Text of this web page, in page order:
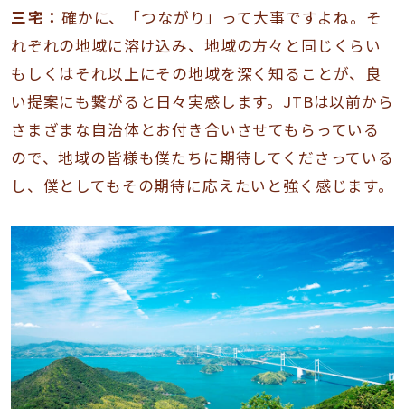
三宅： 確かに、「つながり」って大事ですよね。そ
れぞれの地域に溶け込み、地域の方々と同じくらい
もしくはそれ以上にその地域を深く知ることが、良
い提案にも繋がると日々実感します。JTBは以前から
さまざまな自治体とお付き合いさせてもらっている
ので、地域の皆様も僕たちに期待してくださっている
し、僕としてもその期待に応えたいと強く感じます。